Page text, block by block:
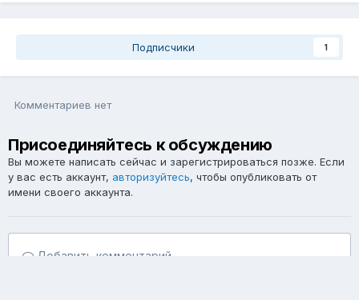
Подписчики 1
Комментариев нет
Присоединяйтесь к обсуждению
Вы можете написать сейчас и зарегистрироваться позже. Если
у вас есть аккаунт, авторизуйтесь, чтобы опубликовать от
имени своего аккаунта.
Добавить комментарий...